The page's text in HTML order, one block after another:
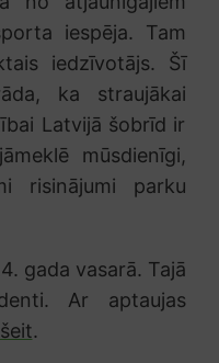
iespēja. Tam
iedzīvotājs. Šī
ka straujākai
Latvijā šobrīd ir
mūsdienīgi,
risinājumi parku
gada vasarā. Tajā
Ar aptaujas
šeit.